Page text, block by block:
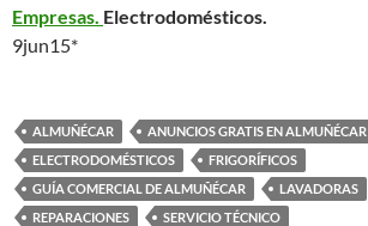
Empresas. Electrodomésticos.
9jun15*
ALMUÑÉCAR
ANUNCIOS GRATIS EN ALMUÑÉCAR
ELECTRODOMÉSTICOS
FRIGORÍFICOS
GUÍA COMERCIAL DE ALMUÑÉCAR
LAVADORAS
REPARACIONES
SERVICIO TÉCNICO